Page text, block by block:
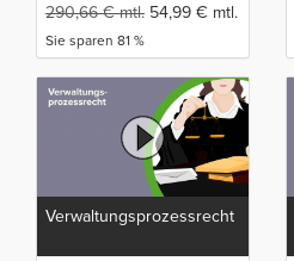
290,66€mtl. 54,99 € mtl.
Sie sparen 81 %
Verwaltungsprozessrecht